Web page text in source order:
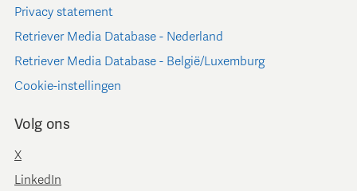
Privacy statement
Retriever Media Database - Nederland
Retriever Media Database - België/Luxemburg
Cookie-instellingen
Volg ons
X
LinkedIn